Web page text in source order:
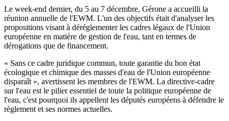
Le week-end dernier, du 5 au 7 décembre, Gérone a accueilli la
réunion annuelle de l'EWM. L'un des objectifs était d'analyser les
propositions visant à déréglementer les cadres légaux de l'Union
européenne en matière de gestion de l'eau, tant en termes de
dérogations que de financement.
« Sans ce cadre juridique commun, toute garantie du bon état
écologique et chimique des masses d'eau de l'Union européenne
disparaît », avertissent les membres de l'EWM. La directive-cadre
sur l'eau est le pilier essentiel de toute la politique européenne de
l'eau, c'est pourquoi ils appellent les députés européens à défendre le
règlement et ses normes actuelles.